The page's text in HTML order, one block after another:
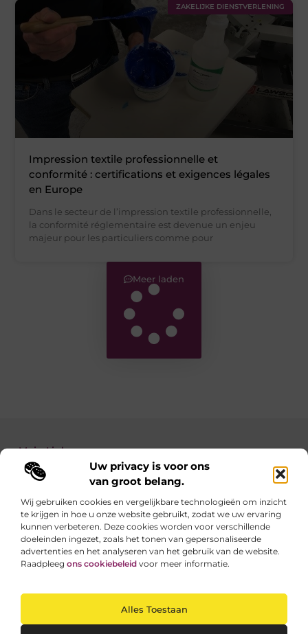
Uw privacy is voor ons
van groot belang.
Wij gebruiken cookies en vergelijkbare technologieën om inzicht
te krijgen in hoe u onze website gebruikt, zodat we uw ervaring
kunnen verbeteren. Deze cookies worden voor verschillende
doeleinden ingezet, zoals het tonen van gepersonaliseerde
advertenties en het analyseren van het gebruik van de website.
Raadpleeg ons cookiebeleid voor meer informatie.
Alles Toestaan
ZAKELIJKE DIENSTVERLENING
Impression textile professionnelle et
conformité : certifications et exigences légales
en Europe
Dans le secteur de l’impression textile professionnelle,
la conformité réglementaire est devenue un enjeu
majeur pour les particuliers comme pour
Meer laden
Main Links
Linkzoekertjes.be brengt je elke dag iets nieuws
Inspirerende blogs en waardevolle tips voor een
slimmer en leuker internetgebruik.